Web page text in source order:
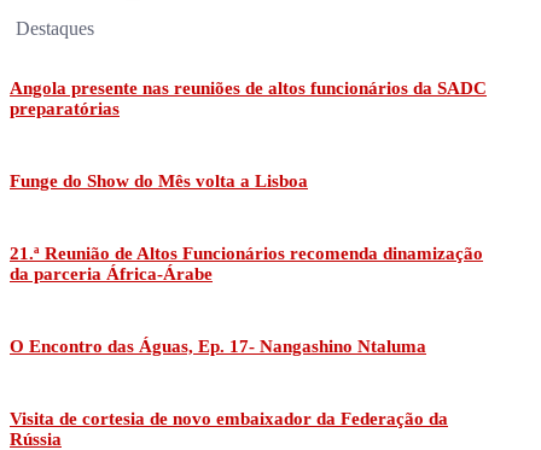
Destaques
Angola presente nas reuniões de altos funcionários da SADC
preparatórias
Funge do Show do Mês volta a Lisboa
21.ª Reunião de Altos Funcionários recomenda dinamização
da parceria África-Árabe
O Encontro das Águas, Ep. 17- Nangashino Ntaluma
Visita de cortesia de novo embaixador da Federação da
Rússia